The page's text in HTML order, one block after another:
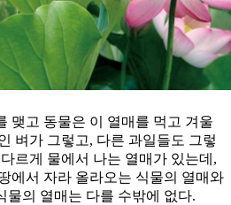
맺고 동물은 이 열매를 먹고 겨울
벼가 그렇고, 다른 과일들도 그렇
르게 물에서 나는 열매가 있는데,
에서 자라 올라오는 식물의 열매와
물의 열매는 다를 수밖에 없다.